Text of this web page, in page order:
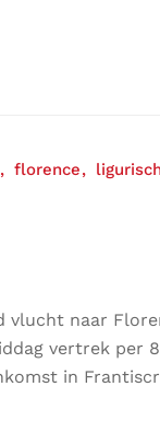
florence
vlucht naar
vertrek per
in